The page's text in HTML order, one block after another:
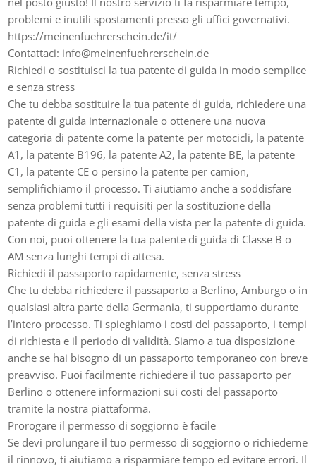
problemi e inutili spostamenti presso gli uffici governativi.
https://meinenfuehrerschein.de/it/
Contattaci: info@meinenfuehrerschein.de
Richiedi o sostituisci la tua patente di guida in modo semplice
e senza stress
Che tu debba sostituire la tua patente di guida, richiedere una
patente di guida internazionale o ottenere una nuova
categoria di patente come la patente per motocicli, la patente
A1, la patente B196, la patente A2, la patente BE, la patente
C1, la patente CE o persino la patente per camion,
semplifichiamo il processo. Ti aiutiamo anche a soddisfare
senza problemi tutti i requisiti per la sostituzione della
patente di guida e gli esami della vista per la patente di guida.
Con noi, puoi ottenere la tua patente di guida di Classe B o
AM senza lunghi tempi di attesa.
Richiedi il passaporto rapidamente, senza stress
Che tu debba richiedere il passaporto a Berlino, Amburgo o in
qualsiasi altra parte della Germania, ti supportiamo durante
l’intero processo. Ti spieghiamo i costi del passaporto, i tempi
di richiesta e il periodo di validità. Siamo a tua disposizione
anche se hai bisogno di un passaporto temporaneo con breve
preavviso. Puoi facilmente richiedere il tuo passaporto per
Berlino o ottenere informazioni sui costi del passaporto
tramite la nostra piattaforma.
Prorogare il permesso di soggiorno è facile
Se devi prolungare il tuo permesso di soggiorno o richiederne
il rinnovo, ti aiutiamo a risparmiare tempo ed evitare errori. Il